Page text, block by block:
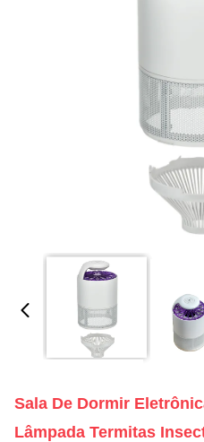
Sala De Dormir
Lâmpada Termitas